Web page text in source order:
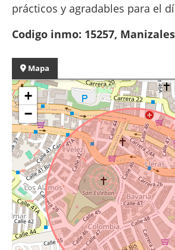
prácticos y agradables para el
Codigo inmo: 15257,
Mapa
+
−